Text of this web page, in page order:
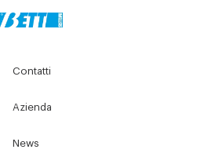
Contatti
Azienda
News
Accessori per nastri trasportatori